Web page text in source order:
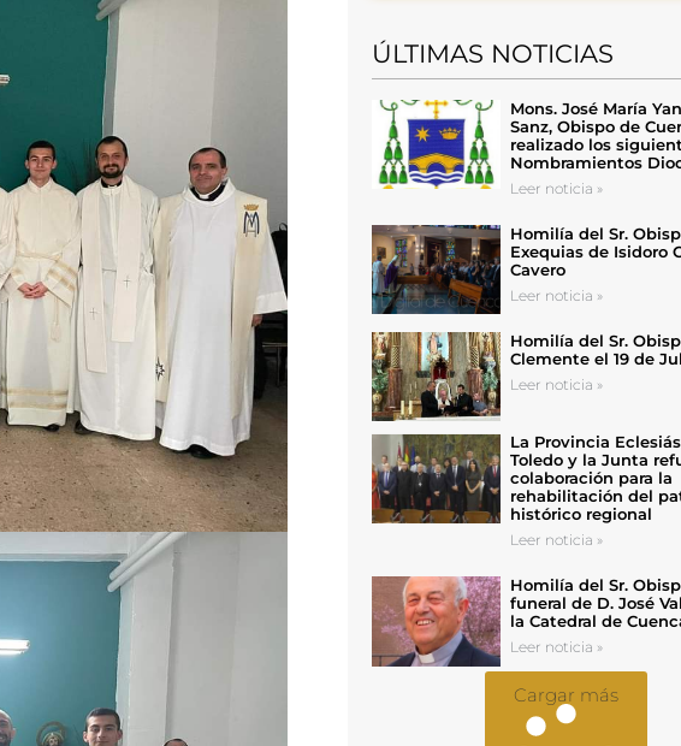
ÚLTIMAS NOTICIAS
Mons. José María
Sanz, Obispo de
realizado los
Nombramientos
Leer noticia »
Homilía del Sr.
Exequias de Isidoro
Cavero
Leer noticia »
Homilía del Sr.
Clemente el 19 de
Leer noticia »
La Provincia
Toledo y la Junta
colaboración para la
rehabilitación del
histórico regional
Leer noticia »
Homilía del Sr.
funeral de D. José
la Catedral de
Leer noticia »
Cargar más